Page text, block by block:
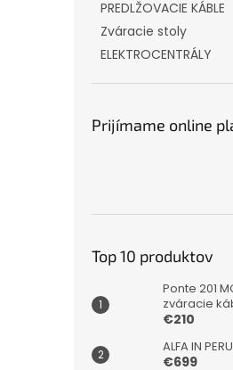
PREDLŽOVACIE KÁBLE
Zváracie stoly
ELEKTROCENTRÁLY
Prijímame online
Top 10 produktov
Ponte 201
zváracie
€210
ALFA IN
€699